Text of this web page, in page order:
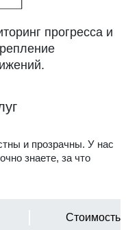
прогресса и
и прозрачны. У нас
знаете, за что
Стоимость